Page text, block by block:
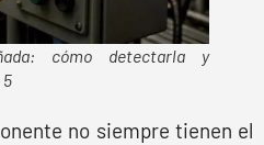
cómo detectarla y
no siempre tienen el